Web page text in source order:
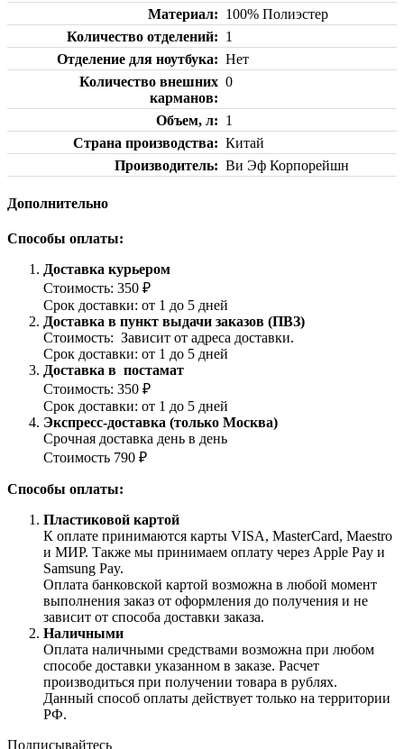
Материал
100% Полиэстер
Количество отделений
1
Отделение для ноутбука
Нет
Количество внешних
карманов
0
Объем, л
1
Страна производства
Китай
Производитель
Ви Эф Корпорейшн
Дополнительно
Способы оплаты:
Доставка курьером
Стоимость: 350 ₽
Срок доставки: от 1 до 5 дней
Доставка в пункт выдачи заказов (ПВЗ)
Стоимость: Зависит от адреса доставки.
Срок доставки: от 1 до 5 дней
Доставка в постамат
Стоимость: 350 ₽
Срок доставки: от 1 до 5 дней
Экспресс-доставка (только Москва)
Срочная доставка день в день
Стоимость 790 ₽
Способы оплаты:
Пластиковой картой
К оплате принимаются карты VISA, MasterCard, Maestro
и МИР. Также мы принимаем оплату через Apple Pay и
Samsung Pay.
Оплата банковской картой возможна в любой момент
выполнения заказ от оформления до получения и не
зависит от способа доставки заказа.
Наличными
Оплата наличными средствами возможна при любом
способе доставки указанном в заказе. Расчет
производиться при получении товара в рублях.
Данный способ оплаты действует только на территории
РФ.
Подписывайтесь